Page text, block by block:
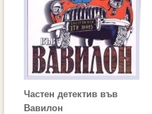
Частен детектив във
Вавилон